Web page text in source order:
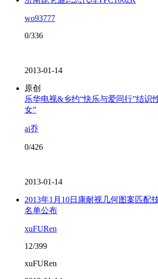
wo93777
0/336
2013-01-14
原创
乐华电视&乡约“快乐与爱同行”结识
女”
ai乔
0/426
2013-01-14
2013年1月10日康耐视几何图案匹配
名单公布
xuFURen
12/399
xuFURen